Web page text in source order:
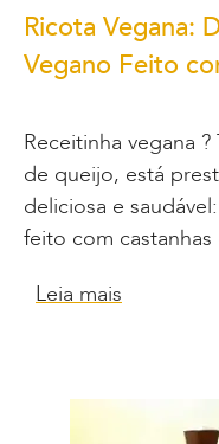
Ricota Vegana:
Vegano Feito
Receitinha vegana
de queijo, está
deliciosa e
feito com
Leia mais